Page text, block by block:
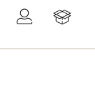
0 Produkte